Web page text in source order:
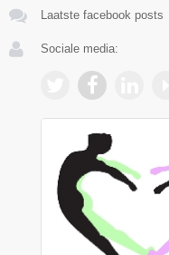
Laatste facebook posts
Sociale media: